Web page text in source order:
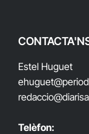
Estel Huguet
ehuguet
Telèfon: